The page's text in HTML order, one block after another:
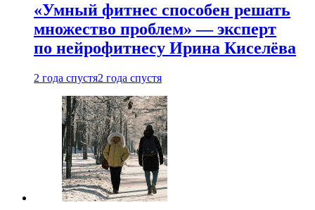
«Умный фитнес способен решать
множество проблем» — эксперт
по нейрофитнесу Ирина Киселёва
2 года спустя2 года спустя